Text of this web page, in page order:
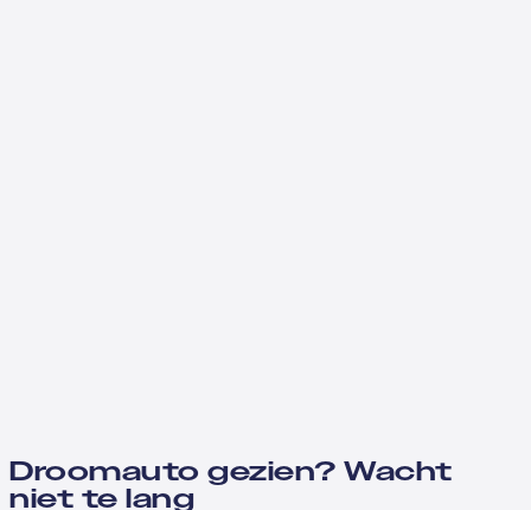
Droomauto gezien? Wacht
niet te lang